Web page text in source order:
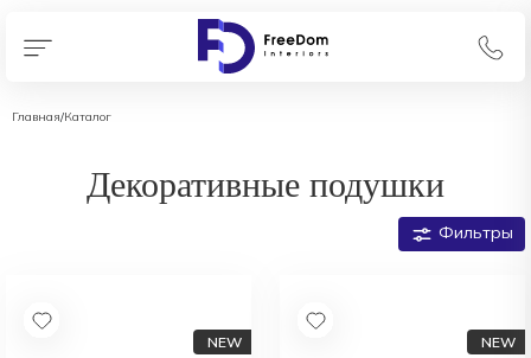
Главная/Каталог
Декоративные подушки
Фильтры